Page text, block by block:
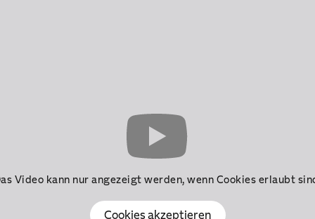
Video kann nur angezeigt werden, wenn Cookies erlaubt
Cookies akzeptieren